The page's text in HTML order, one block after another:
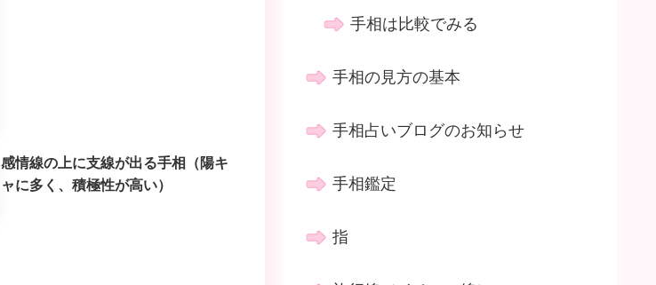
感情線の上に支線が出る手相（陽キ
ャに多く、積極性が高い）
手相は比較でみる
手相の見方の基本
手相占いブログのお知らせ
手相鑑定
指